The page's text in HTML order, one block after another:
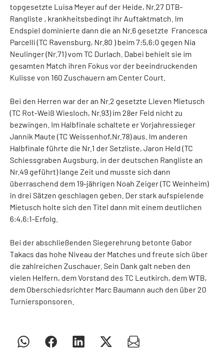
topgesetzte Luisa Meyer auf der Heide, Nr.27 DTB-
Rangliste , krankheitsbedingt ihr Auftaktmatch. Im
Endspiel dominierte dann die an Nr.6 gesetzte Francesca
Parcelli (TC Ravensburg, Nr.80 ) beim 7:5,6:0 gegen Nia
Neulinger (Nr.71) vom TC Durlach. Dabei behielt sie im
gesamten Match ihren Fokus vor der beeindruckenden
Kulisse von 160 Zuschauern am Center Court.
Bei den Herren war der an Nr.2 gesetzte Lieven Mietusch
(TC Rot-Weiß Wiesloch, Nr.93) im 28er Feld nicht zu
bezwingen. Im Halbfinale schaltete er Vorjahressieger
Jannik Maute (TC Weissenhof,Nr.78) aus. Im anderen
Halbfinale führte die Nr.1 der Setzliste, Jaron Held (TC
Schiessgraben Augsburg, in der deutschen Rangliste an
Nr.49 geführt) lange Zeit und musste sich dann
überraschend dem 19-jährigen Noah Zeiger (TC Weinheim)
in drei Sätzen geschlagen geben. Der stark aufspielende
Mietusch holte sich den Titel dann mit einem deutlichen
6:4,6:1-Erfolg.
Bei der abschließenden Siegerehrung betonte Gabor
Takacs das hohe Niveau der Matches und freute sich über
die zahlreichen Zuschauer. Sein Dank galt neben den
vielen Helfern, dem Vorstand des TC Leutkirch, dem WTB,
dem Oberschiedsrichter Marc Baumann auch den über 20
Turniersponsoren.